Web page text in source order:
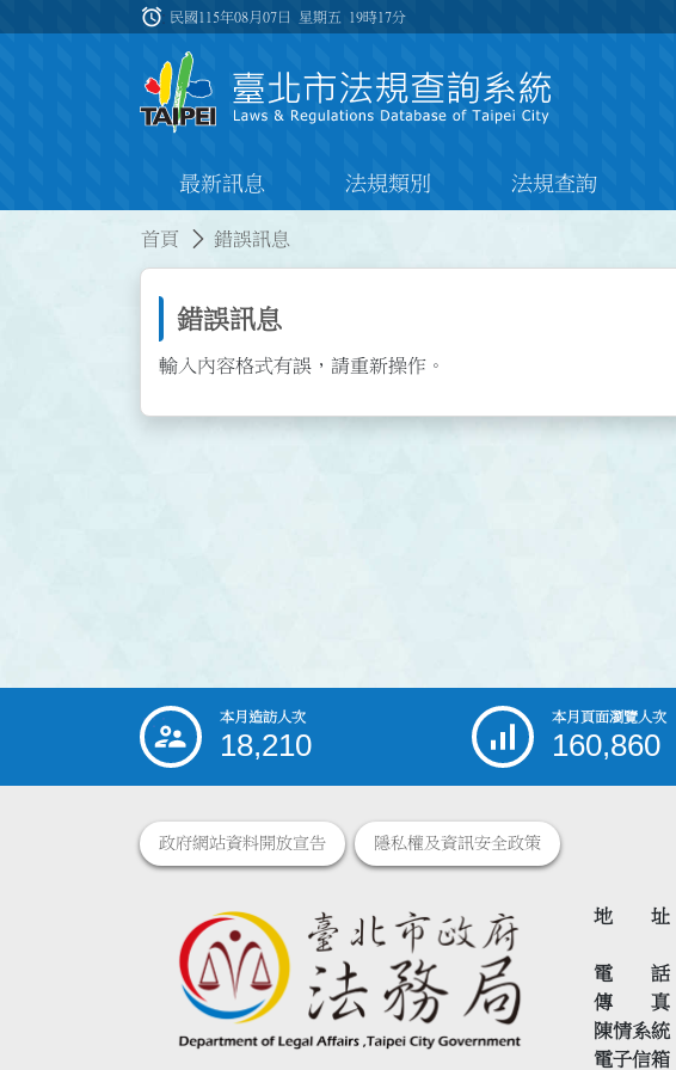
:::
alarm 民國115年08月07日 星期五 19時17分
最新訊息 法規類別 法規查詢
首頁 錯誤訊息
錯誤訊息
輸入內容格式有誤，請重新操作。
::: 本月造訪人次
18,210
本月頁面瀏覽人次
160,860
政府網站資料開放宣告 隱私權及資訊安全政策
地 址
電 話
傳 真
陳情系統
電子信箱